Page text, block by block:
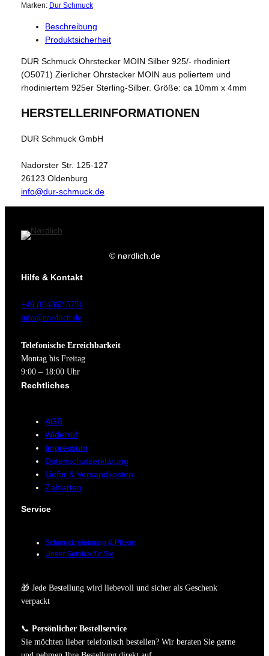
Marken: Dur Schmuck
Beschreibung
Produktsicherheit
DUR Schmuck Ohrstecker MOIN Silber 925/- rhodiniert
(O5071) Zierlicher Ohrstecker MOIN aus poliertem und
rhodiniertem 925er Sterling-Silber. Größe: ca 10mm x 4mm
HERSTELLERINFORMATIONEN
DUR Schmuck GmbH
Nadorster Str. 125-127
26123 Oldenburg
info@dur-schmuck.de
© nørdlich.de
Hilfe & Kontakt
+49 (0)4362 5751
info@nordlich.de
Telefonische Erreichbarkeit
Montag bis Freitag
9:00 – 18:00 Uhr
Rechtliches
AGB
Widerruf
Impressum
Datenschutzerklärung
Liefer & Versandkosten
Zahlarten
Service
Schmuckreinigung & Pflege
Unser Service für Sie
🎁 Jede Bestellung wird liebevoll und sicher als Geschenk
verpackt
📞 Persönlicher Bestellservice
Sie möchten lieber telefonisch bestellen? Wir beraten Sie gerne